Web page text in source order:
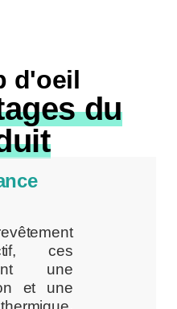
d'oeil
du
ces
une
et une